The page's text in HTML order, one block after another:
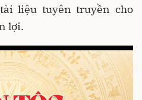
liệu tuyên truyền cho
lợi.